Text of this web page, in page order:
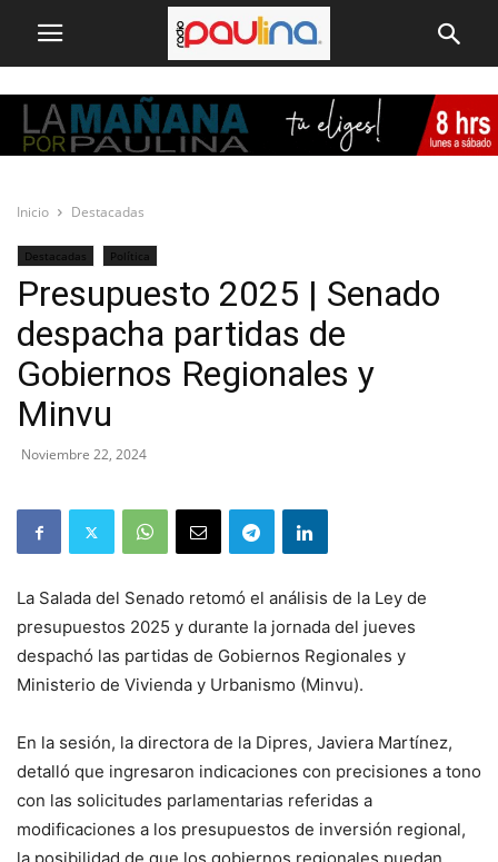
Inicio Destacadas
Destacadas Política
Presupuesto 2025 | Senado
despacha partidas de
Gobiernos Regionales y
Minvu
Noviembre 22, 2024
La Salada del Senado retomó el análisis de la Ley de
presupuestos 2025 y durante la jornada del jueves
despachó las partidas de Gobiernos Regionales y
Ministerio de Vivienda y Urbanismo (Minvu).
En la sesión, la directora de la Dipres, Javiera Martínez,
detalló que ingresaron indicaciones con precisiones a tono
con las solicitudes parlamentarias referidas a
modificaciones a los presupuestos de inversión regional,